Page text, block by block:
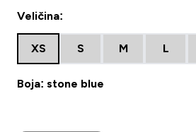
Veličina:
XS S M L
Boja: stone blue